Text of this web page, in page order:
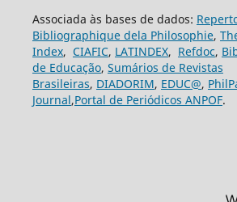
Associada às bases de dados:
Bibliographique dela Philosophie,
Index, CIAFIC, LATINDEX, Refdoc,
de Educação, Sumários de Revistas
Brasileiras, DIADORIM, EDUC@,
Journal,Portal de Periódicos ANPOF.